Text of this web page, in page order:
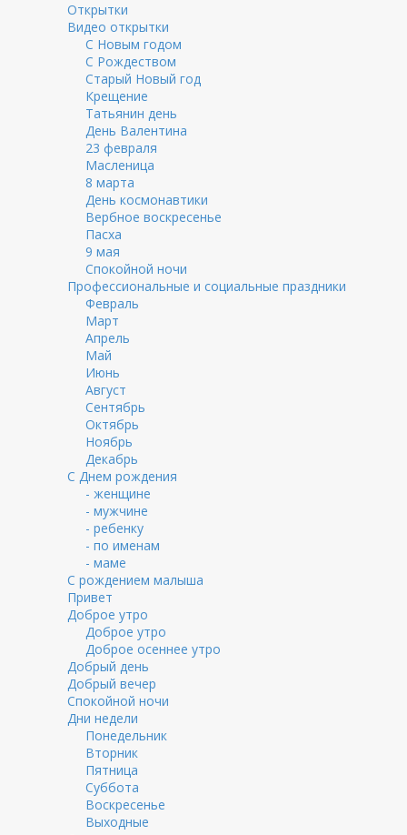
Открытки
Видео открытки
С Новым годом
С Рождеством
Старый Новый год
Крещение
Татьянин день
День Валентина
23 февраля
Масленица
8 марта
День космонавтики
Вербное воскресенье
Пасха
9 мая
Спокойной ночи
Профессиональные и социальные праздники
Февраль
Март
Апрель
Май
Июнь
Август
Сентябрь
Октябрь
Ноябрь
Декабрь
С Днем рождения
- женщине
- мужчине
- ребенку
- по именам
- маме
С рождением малыша
Привет
Доброе утро
Доброе утро
Доброе осеннее утро
Добрый день
Добрый вечер
Спокойной ночи
Дни недели
Понедельник
Вторник
Пятница
Суббота
Воскресенье
Выходные